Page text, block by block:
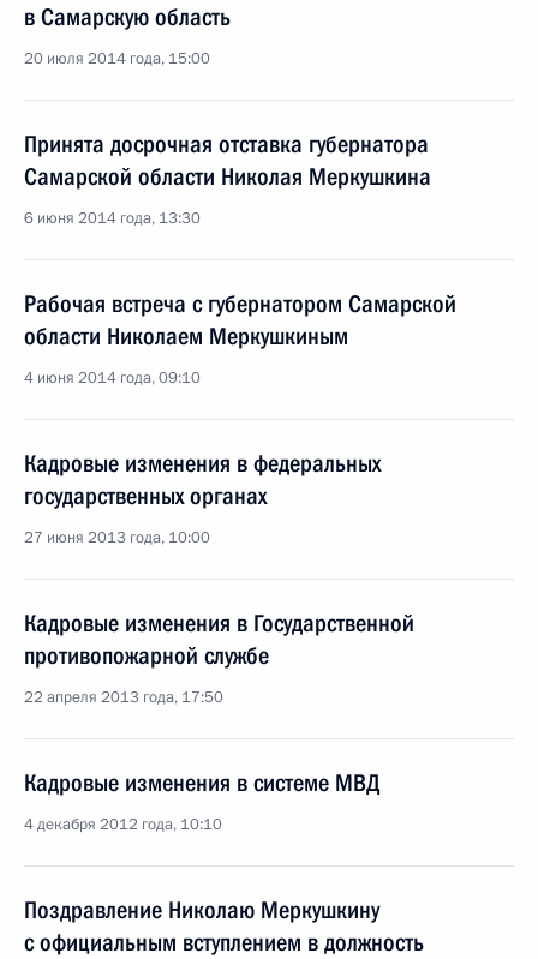
в Самарскую область
20 июля 2014 года, 15:00
Принята досрочная отставка губернатора
Самарской области Николая Меркушкина
6 июня 2014 года, 13:30
Рабочая встреча с губернатором Самарской
области Николаем Меркушкиным
4 июня 2014 года, 09:10
Кадровые изменения в федеральных
государственных органах
27 июня 2013 года, 10:00
Кадровые изменения в Государственной
противопожарной службе
22 апреля 2013 года, 17:50
Кадровые изменения в системе МВД
4 декабря 2012 года, 10:10
Поздравление Николаю Меркушкину
с официальным вступлением в должность